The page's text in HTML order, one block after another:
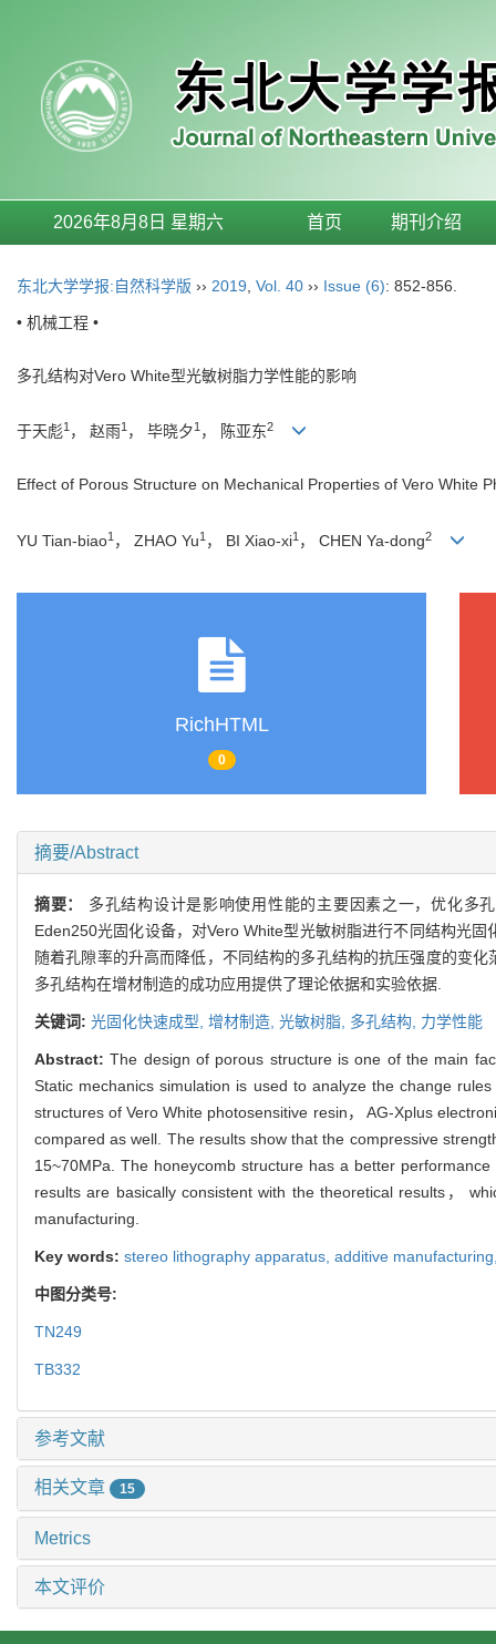
2026年8月8日 星期六 首页 期刊介绍
东北大学学报:自然科学版 ›› 2019 Vol. 40 ›› Issue (6): 852-856.
• 机械工程 •
多孔结构对Vero White型光敏树脂力学性能的影响
于天彪1 ， 赵雨1 ， 毕晓夕1 ， 陈亚东2
Effect of Porous Structure on Mechanical Properties of Vero White
YU Tian-biao1 ， ZHAO Yu1 ， BI Xiao-xi1 ， CHEN Ya-dong2
RichHTML
0
摘要/Abstract
摘要： 多孔结构设计是影响使用性能的主要因素之一，优化多
Eden250光固化设备，对Vero White型光敏树脂进行不同结构光
随着孔隙率的升高而降低，不同结构的多孔结构的抗压强度的变
多孔结构在增材制造的成功应用提供了理论依据和实验依据.
关键词: 光固化快速成型, 增材制造, 光敏树脂, 多孔结构, 力学性能
Abstract:The design of porous structure is one of the main
Static mechanics simulation is used to analyze the change
structures of Vero White photosensitive resin， AG-Xplus
compared as well. The results show that the compressive
15~70MPa. The honeycomb structure has a better
results are basically consistent with the theoretical results，
manufacturing.
Key words: stereo lithography apparatus, additive
中图分类号:
TN249
TB332
参考文献
相关文章 15
Metrics
本文评价